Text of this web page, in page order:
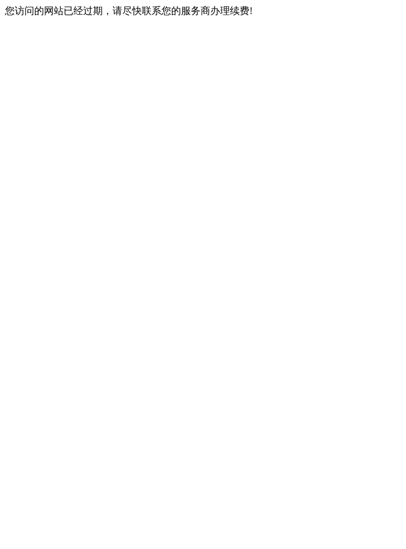
您访问的网站已经过期，请尽快联系您的服务商办理续费!